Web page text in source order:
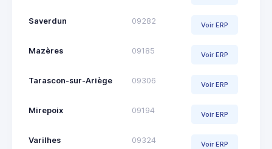
Saverdun 09282 Voir ERP
Mazères 09185 Voir ERP
Tarascon-sur-Ariège 09306 Voir ERP
Mirepoix 09194 Voir ERP
Varilhes 09324 Voir ERP